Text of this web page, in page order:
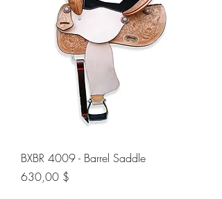
BXBR 4009 - Barrel Saddle
Preis
630,00 $